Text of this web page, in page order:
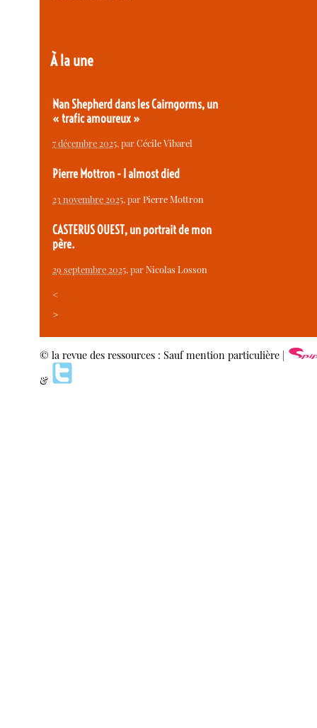
À la une
Nan Shepherd dans les Cairngorms, un
« trafic amoureux »
7 décembre 2025, parCécile Vibarel
Pierre Mottron - I almost died
23 novembre 2025, parPierre Mottron
CASTERUS OUEST, un portrait de mon
père.
29 septembre 2025, parNicolas Losson
<
>
© la revue des ressources : Sauf mention particulière |
&